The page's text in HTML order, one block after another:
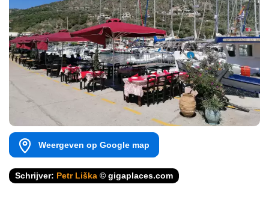
Weergeven op Google map
Schrijver: Petr Liška © gigaplaces.com